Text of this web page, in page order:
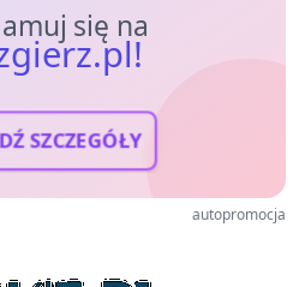
się na
SZCZEGÓŁY
autopromocja